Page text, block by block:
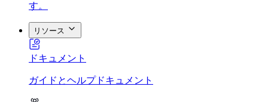
す。
リソース
ドキュメント
ガイドとヘルプドキュメント